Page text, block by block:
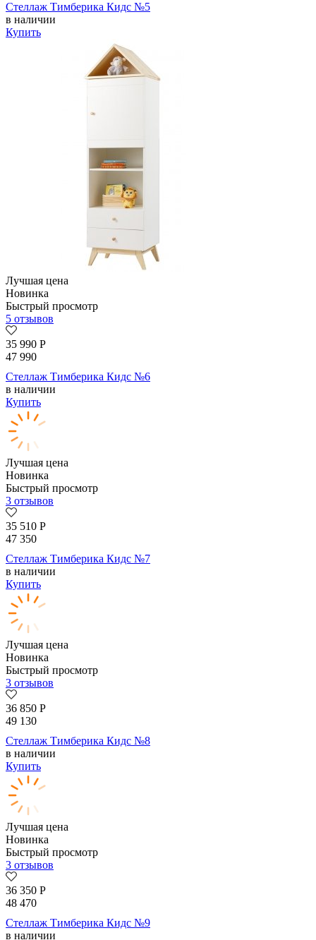
Стеллаж Тимберика Кидс №5
в наличии
Купить
Лучшая цена
Новинка
Быстрый просмотр
5 отзывов
35 990 Р
47 990
Стеллаж Тимберика Кидс №6
в наличии
Купить
Лучшая цена
Новинка
Быстрый просмотр
3 отзывов
35 510 Р
47 350
Стеллаж Тимберика Кидс №7
в наличии
Купить
Лучшая цена
Новинка
Быстрый просмотр
3 отзывов
36 850 Р
49 130
Стеллаж Тимберика Кидс №8
в наличии
Купить
Лучшая цена
Новинка
Быстрый просмотр
3 отзывов
36 350 Р
48 470
Стеллаж Тимберика Кидс №9
в наличии